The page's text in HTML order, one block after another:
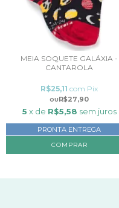
MEIA SOQUETE GALÁXIA -
CANTAROLA
R$27,90
R$25,11 com Pix
5 x de R$5,58 sem juros
PRONTA ENTREGA
COMPRAR